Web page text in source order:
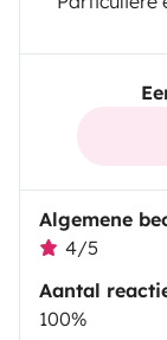
Algemene
4/5
Aantal
100%